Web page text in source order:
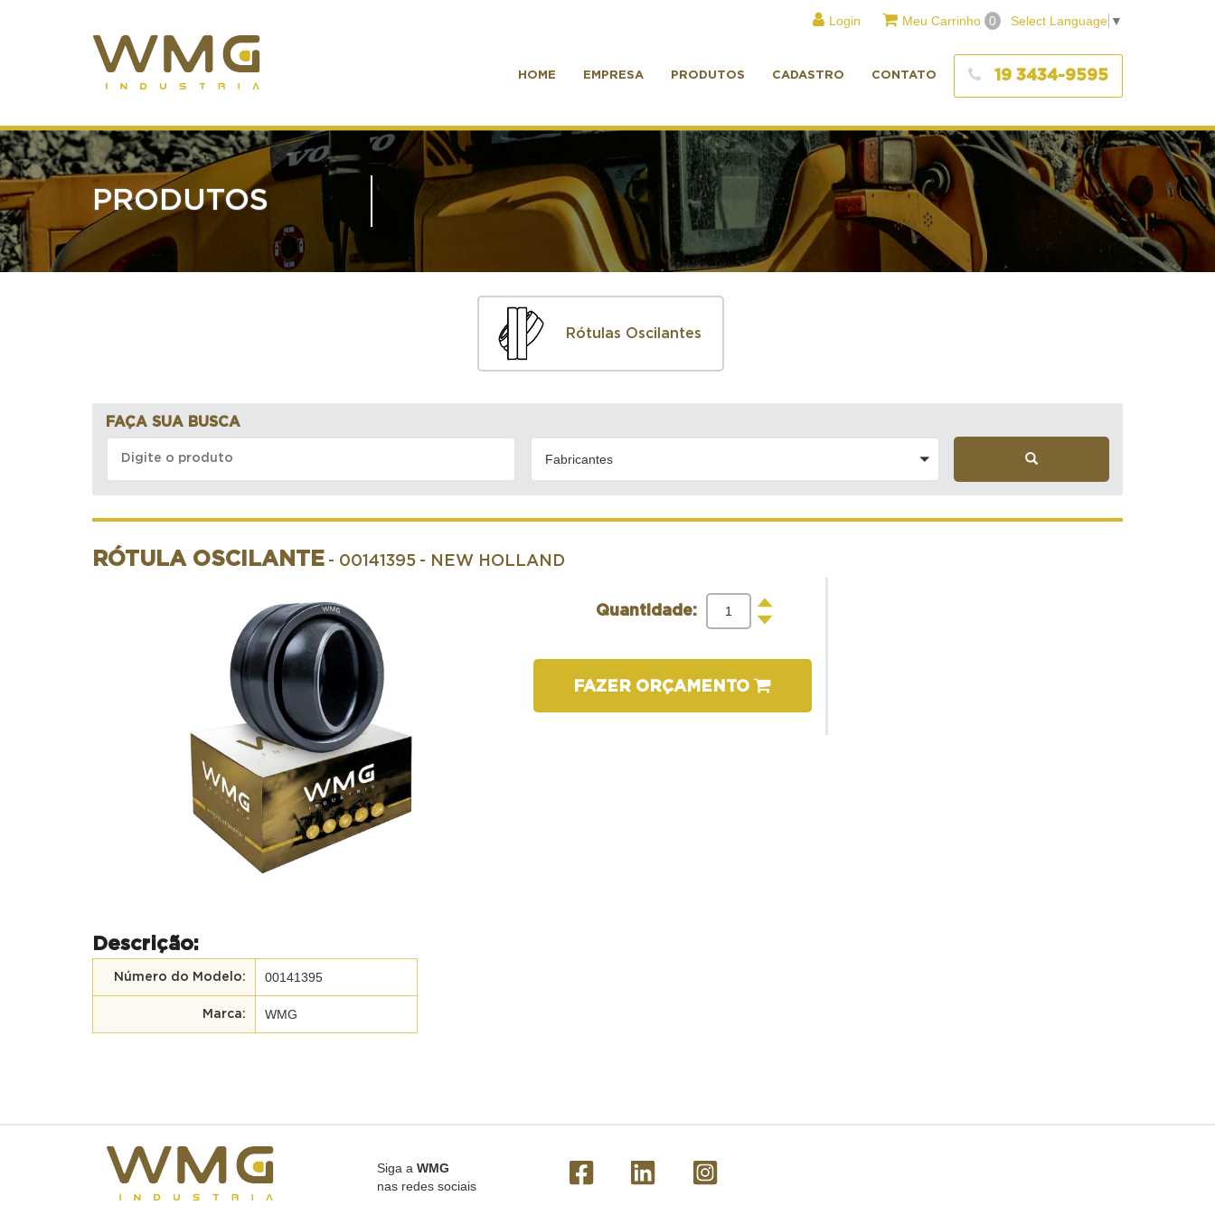
Login Meu Carrinho 0 Select Language ▼
HOME EMPRESA PRODUTOS CADASTRO CONTATO 19 3434-9595
PRODUTOS
Rótulas Oscilantes
FAÇA SUA BUSCA
Fabricantes
RÓTULA OSCILANTE - 00141395 - NEW HOLLAND
Quantidade:
+
-
FAZER ORÇAMENTO
Descrição:
Número do Modelo: 00141395
Marca: WMG
Siga a WMG
nas redes sociais